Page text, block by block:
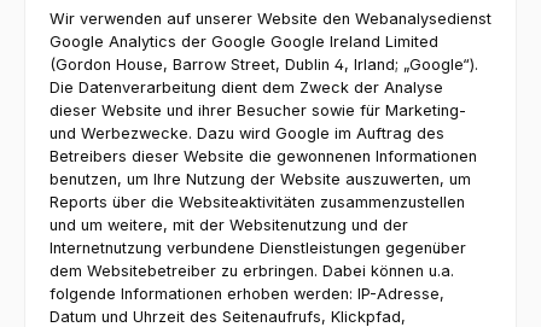
Wir verwenden auf unserer Website den Webanalysedienst
Google Analytics der Google Google Ireland Limited
(Gordon House, Barrow Street, Dublin 4, Irland; „Google“).
Die Datenverarbeitung dient dem Zweck der Analyse
dieser Website und ihrer Besucher sowie für Marketing-
und Werbezwecke. Dazu wird Google im Auftrag des
Betreibers dieser Website die gewonnenen Informationen
benutzen, um Ihre Nutzung der Website auszuwerten, um
Reports über die Websiteaktivitäten zusammenzustellen
und um weitere, mit der Websitenutzung und der
Internetnutzung verbundene Dienstleistungen gegenüber
dem Websitebetreiber zu erbringen. Dabei können u.a.
folgende Informationen erhoben werden: IP-Adresse,
Datum und Uhrzeit des Seitenaufrufs, Klickpfad,